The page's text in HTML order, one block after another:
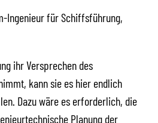
Ingenieur für Schiffsführung,
ihr Versprechen des
kann sie es hier endlich
Dazu wäre es erforderlich, die
Planung der